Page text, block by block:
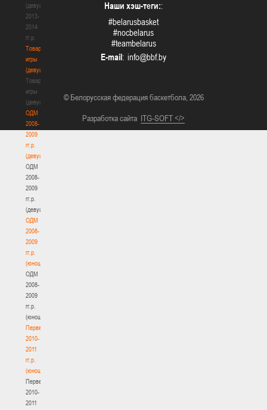
(девушки)
2013-
2014
гг.р.
Товарищеские
игры
(девушки)
Товарищеские
игры
(девушки)
ОДМ
2008-
2009
гг.р.
(девушки)
ОДМ
2008-
2009
гг.р.
(девушки)
ОДМ
2008-
2009
гг.р.
(юноши)
ОДМ
2008-
2009
гг.р.
(юноши)
Первенство
2010-
2011
гг.р.
(юноши)
Первенство
2010-
2011
Наши хэш-теги::
#belarusbasket
#nocbelarus
#teambelarus
E-mail :
© Белорусская федерация баскетбола, 2026
Разработка сайта ITG-SOFT </>